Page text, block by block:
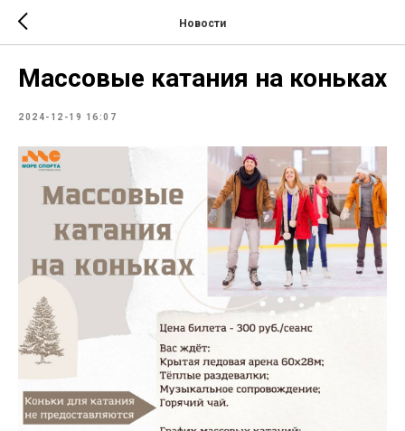
Новости
Массовые катания на коньках
2024-12-19 16:07